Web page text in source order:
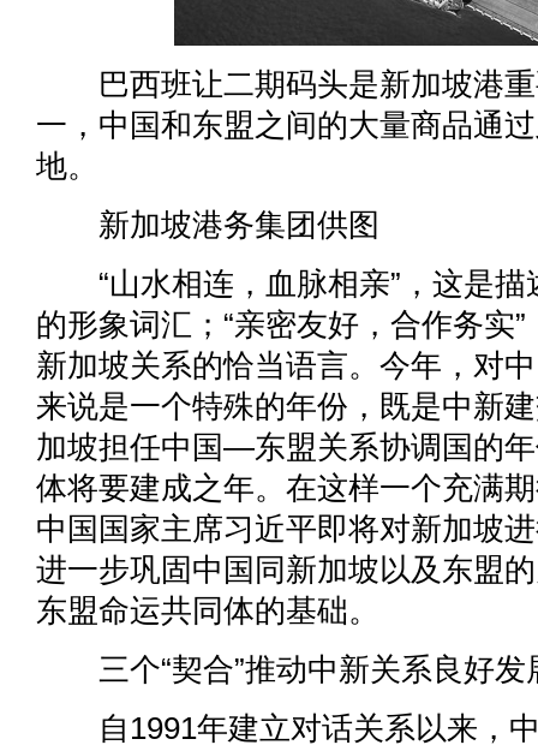
巴西班让二期码头是新加坡港重
一，中国和东盟之间的大量商品通
地。
新加坡港务集团供图
“山水相连，血脉相亲”，这是描
的形象词汇；“亲密友好，合作务实
新加坡关系的恰当语言。今年，对
来说是一个特殊的年份，既是中新
加坡担任中国—东盟关系协调国的
体将要建成之年。在这样一个充满
中国国家主席习近平即将对新加坡
进一步巩固中国同新加坡以及东盟
东盟命运共同体的基础。
三个“契合”推动中新关系良好发
自1991年建立对话关系以来，中